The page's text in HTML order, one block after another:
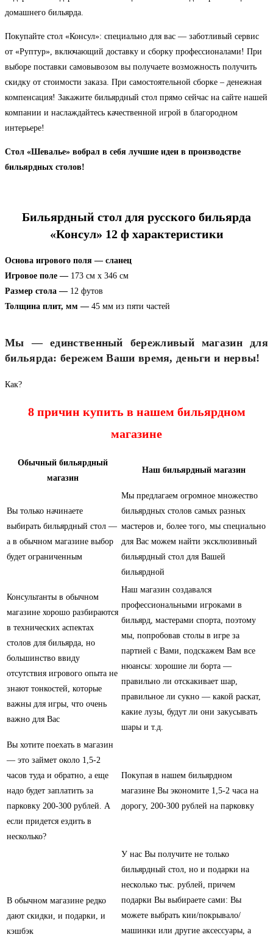
домашнего бильярда.
Покупайте стол «Консул»: специально для вас — заботливый сервис
от «Руптур», включающий доставку и сборку профессионалами! При
выборе поставки самовывозом вы получаете возможность получить
скидку от стоимости заказа. При самостоятельной сборке – денежная
компенсация! Закажите бильярдный стол прямо сейчас на сайте нашей
компании и наслаждайтесь качественной игрой в благородном
интерьере!
Стол «Шевалье» вобрал в себя лучшие идеи в производстве
бильярдных столов!
Бильярдный стол для русского бильярда
«Консул» 12 ф характеристики
Основа игрового поля — сланец
Игровое поле — 173 см х 346 см
Размер стола — 12 футов
Толщина плит, мм — 45 мм из пяти частей
Мы — единственный бережливый магазин для
бильярда: бережем Ваши время, деньги и нервы!
Как?
8 причин купить в нашем бильярдном
магазине
Обычный бильярдный
магазин
Наш бильярдный магазин
Вы только начинаете
выбирать бильярдный стол —
а в обычном магазине выбор
будет ограниченным
Мы предлагаем огромное множество
бильярдных столов самых разных
мастеров и, более того, мы специально
для Вас можем найти эксклюзивный
бильярдный стол для Вашей
бильярдной
Консультанты в обычном
магазине хорошо разбираются
в технических аспектах
столов для бильярда, но
большинство ввиду
отсутствия игрового опыта не
знают тонкостей, которые
важны для игры, что очень
важно для Вас
Наш магазин создавался
профессиональными игроками в
бильярд, мастерами спорта, поэтому
мы, попробовав столы в игре за
партией с Вами, подскажем Вам все
нюансы: хорошие ли борта —
правильно ли отскакивает шар,
правильное ли сукно — какой раскат,
какие лузы, будут ли они закусывать
шары и т.д.
Вы хотите поехать в магазин
— это займет около 1,5-2
часов туда и обратно, а еще
надо будет заплатить за
парковку 200-300 рублей. А
если придется ездить в
несколько?
Покупая в нашем бильярдном
магазине Вы экономите 1,5-2 часа на
дорогу, 200-300 рублей на парковку
В обычном магазине редко
дают скидки, и подарки, и
кэшбэк
У нас Вы получите не только
бильярдный стол, но и подарки на
несколько тыс. рублей, причем
подарки Вы выбираете сами: Вы
можете выбрать кии/покрывало/
машинки или другие аксессуары, а